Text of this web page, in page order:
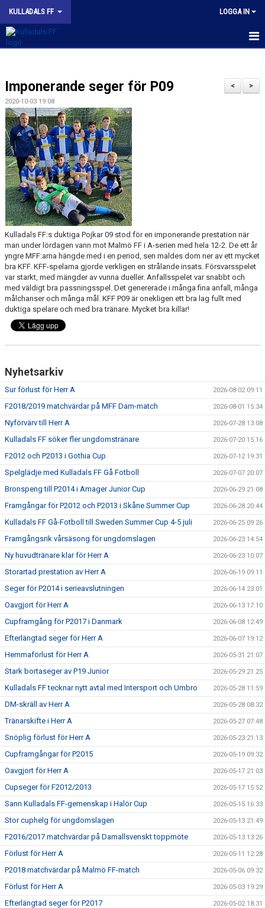
KULLADALS FF LOGGA IN
OM KLUBBEN
NYHETER
KONTAKT
INFORMATION MED POLICY
DOKUMENT
BILDGALLERI
MATCHER
INBETALNING
PROFILKLÄDER
KFF FACEBOOK
MEDLEM INTRESSEANMÄLAN
>
<
Imponerande seger för P09
2020-10-03 19:08
Kulladals FF:s duktiga Pojkar 09 stod för en imponerande prestation när
man under lördagen vann mot Malmö FF i A-serien med hela 12-2. De ett år
yngre MFF:arna hängde med i en period, sen maldes dom ner av ett mycket
bra KFF. KFF-spelarna gjorde verkligen en strålande insats. Försvarsspelet
var starkt, med mängder av vunna dueller. Anfallsspelet var snabbt och
med väldigt bra passningsspel. Det genererade i många fina anfall, många
målchanser och många mål. KFF P09 är onekligen ett bra lag fullt med
duktiga spelare och med bra tränare. Mycket bra killar!
Nyhetsarkiv
Sur förlust för Herr A 2026-08-02 09:11
F2018/2019 matchvärdar på MFF Dam-match 2026-08-01 15:34
Nyförvärv till Herr A 2026-07-28 13:08
Kulladals FF söker fler ungdomstränare 2026-07-20 15:16
F2012 och P2013 i Gothia Cup 2026-07-12 19:31
Spelglädje med Kulladals FF Gå Fotboll 2026-07-07 20:07
Bronspeng till P2014 i Amager Junior Cup 2026-06-29 21:08
Framgångar för P2012 och P2013 i Skåne Summer Cup 2026-06-28 20:44
Kulladals FF Gå-Fotboll till Sweden Summer Cup 4-5 juli 2026-06-25 09:26
Framgångsrik vårsäsong för ungdomslagen 2026-06-23 14:54
Ny huvudtränare klar för Herr A 2026-06-23 10:07
Storartad prestation av Herr A 2026-06-19 09:11
Seger för P2014 i serieavslutningen 2026-06-14 23:01
Oavgjort för Herr A 2026-06-13 17:10
Cupframgång för P2017 i Danmark 2026-06-08 12:49
Efterlängtad seger för Herr A 2026-06-07 19:12
Hemmaförlust för Herr A 2026-05-31 21:07
Stark bortaseger av P19 Junior 2026-05-29 21:25
Kulladals FF tecknar nytt avtal med Intersport och Umbro 2026-05-28 11:59
DM-skräll av Herr A 2026-05-28 08:32
Tränarskifte i Herr A 2026-05-27 07:48
Snöplig förlust för Herr A 2026-05-23 21:13
Cupframgångar för P2015 2026-05-19 09:32
Oavgjort för Herr A 2026-05-17 21:03
Cupseger för F2012/2013 2026-05-17 15:52
Sann Kulladals FF-gemenskap i Halör Cup 2026-05-15 16:33
Stor cuphelg för ungdomslagen 2026-05-13 21:49
F2016/2017 matchvärdar på Damallsvenskt toppmöte 2026-05-13 13:26
Förlust för Herr A 2026-05-11 12:28
P2018 matchvärdar på Malmö FF-match 2026-05-06 09:32
Förlust för Herr A 2026-05-03 19:29
Efterlängtad seger för P2017 2026-05-02 18:31